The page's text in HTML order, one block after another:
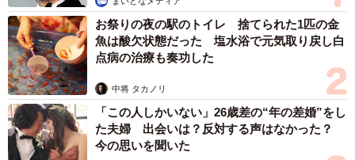
お祭りの夜の駅のトイレ 捨てられた1匹の金
魚は酸欠状態だった 塩水浴で元気取り戻し白
点病の治療も奏功した
中将 タカノリ
「この人しかいない」26歳差の“年の差婚”をし
た夫婦 出会いは？反対する声はなかった？
今の思いを聞いた